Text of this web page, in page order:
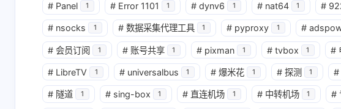
互动
# Panel 1 # Error 1101 1 # dynv6 1 # nat64 1 #
# nsocks 1 # 数据采集代理工具 1 # pyproxy 1 #
# 会员订阅 1 # 账号共享 1 # pixman 1 # tvbox 1 #
# LibreTV 1 # universalbus 1 # 爆米花 1 # 探测 1 #
# 隧道 1 # sing-box 1 # 直连机场 1 # 中转机场 1 #